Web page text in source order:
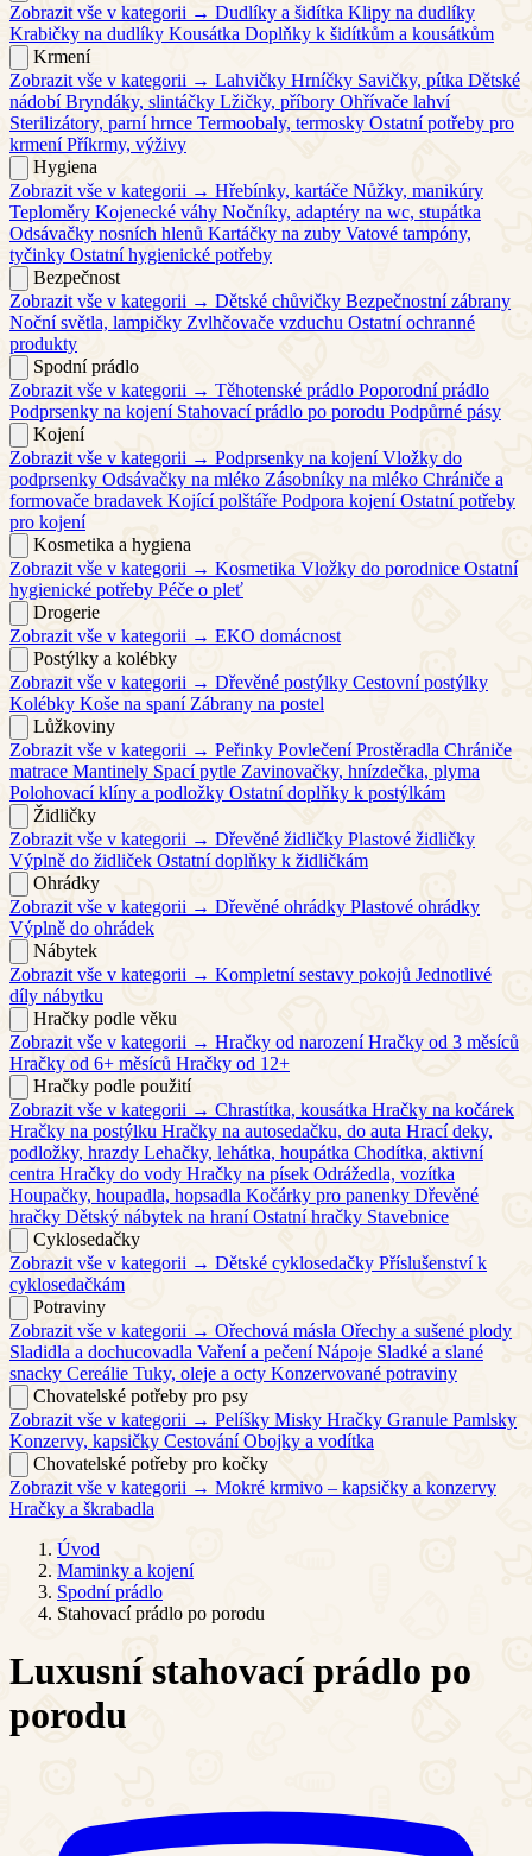
Zobrazit vše v kategorii → Dudlíky a šidítka Klipy na dudlíky
Krabičky na dudlíky Kousátka Doplňky k šidítkům a kousátkům
Krmení
Zobrazit vše v kategorii → Lahvičky Hrníčky Savičky, pítka Dětské
nádobí Bryndáky, slintáčky Lžičky, příbory Ohřívače lahví
Sterilizátory, parní hrnce Termoobaly, termosky Ostatní potřeby pro
krmení Příkrmy, výživy
Hygiena
Zobrazit vše v kategorii → Hřebínky, kartáče Nůžky, manikúry
Teploměry Kojenecké váhy Nočníky, adaptéry na wc, stupátka
Odsávačky nosních hlenů Kartáčky na zuby Vatové tampóny,
tyčinky Ostatní hygienické potřeby
Bezpečnost
Zobrazit vše v kategorii → Dětské chůvičky Bezpečnostní zábrany
Noční světla, lampičky Zvlhčovače vzduchu Ostatní ochranné
produkty
Spodní prádlo
Zobrazit vše v kategorii → Těhotenské prádlo Poporodní prádlo
Podprsenky na kojení Stahovací prádlo po porodu Podpůrné pásy
Kojení
Zobrazit vše v kategorii → Podprsenky na kojení Vložky do
podprsenky Odsávačky na mléko Zásobníky na mléko Chrániče a
formovače bradavek Kojící polštáře Podpora kojení Ostatní potřeby
pro kojení
Kosmetika a hygiena
Zobrazit vše v kategorii → Kosmetika Vložky do porodnice Ostatní
hygienické potřeby Péče o pleť
Drogerie
Zobrazit vše v kategorii → EKO domácnost
Postýlky a kolébky
Zobrazit vše v kategorii → Dřevěné postýlky Cestovní postýlky
Kolébky Koše na spaní Zábrany na postel
Lůžkoviny
Zobrazit vše v kategorii → Peřinky Povlečení Prostěradla Chrániče
matrace Mantinely Spací pytle Zavinovačky, hnízdečka, plyma
Polohovací klíny a podložky Ostatní doplňky k postýlkám
Židličky
Zobrazit vše v kategorii → Dřevěné židličky Plastové židličky
Výplně do židliček Ostatní doplňky k židličkám
Ohrádky
Zobrazit vše v kategorii → Dřevěné ohrádky Plastové ohrádky
Výplně do ohrádek
Nábytek
Zobrazit vše v kategorii → Kompletní sestavy pokojů Jednotlivé
díly nábytku
Hračky podle věku
Zobrazit vše v kategorii → Hračky od narození Hračky od 3 měsíců
Hračky od 6+ měsíců Hračky od 12+
Hračky podle použití
Zobrazit vše v kategorii → Chrastítka, kousátka Hračky na kočárek
Hračky na postýlku Hračky na autosedačku, do auta Hrací deky,
podložky, hrazdy Lehačky, lehátka, houpátka Chodítka, aktivní
centra Hračky do vody Hračky na písek Odrážedla, vozítka
Houpačky, houpadla, hopsadla Kočárky pro panenky Dřevěné
hračky Dětský nábytek na hraní Ostatní hračky Stavebnice
Cyklosedačky
Zobrazit vše v kategorii → Dětské cyklosedačky Příslušenství k
cyklosedačkám
Potraviny
Zobrazit vše v kategorii → Ořechová másla Ořechy a sušené plody
Sladidla a dochucovadla Vaření a pečení Nápoje Sladké a slané
snacky Cereálie Tuky, oleje a octy Konzervované potraviny
Chovatelské potřeby pro psy
Zobrazit vše v kategorii → Pelíšky Misky Hračky Granule Pamlsky
Konzervy, kapsičky Cestování Obojky a vodítka
Chovatelské potřeby pro kočky
Zobrazit vše v kategorii → Mokré krmivo – kapsičky a konzervy
Hračky a škrabadla
Úvod
Maminky a kojení
Spodní prádlo
Stahovací prádlo po porodu
Luxusní stahovací prádlo po
porodu